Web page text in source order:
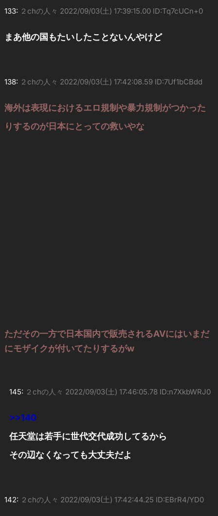
133: ２chの人々 2022/09/03(土) 17:39:15.00 ID:Tq7cUCn+0
まあ他の国もたいしたことないんやけど
138: ２chの人々 2022/09/03(土) 17:42:08.59 ID:7Uf1bCBdd
海外は表現におけるエロ規制や暴力規制がつかった
りするのが日本にとっての救いやな
ただその一方で日本国内で販売されるAVにはいまだ
にモザイクが付いてたりするがw
145: ２chの人々 2022/09/03(土) 17:46:05.78 ID:n7XkbWRJ0
>>140
任天堂は若手に世代交代成功してるから
その辺なくなっても大丈夫だよ
142: ２chの人々 2022/09/03(土) 17:42:44.25 ID:EBrR4/YD0